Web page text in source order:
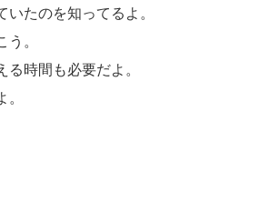
たのを知ってるよ。
。
時間も必要だよ。